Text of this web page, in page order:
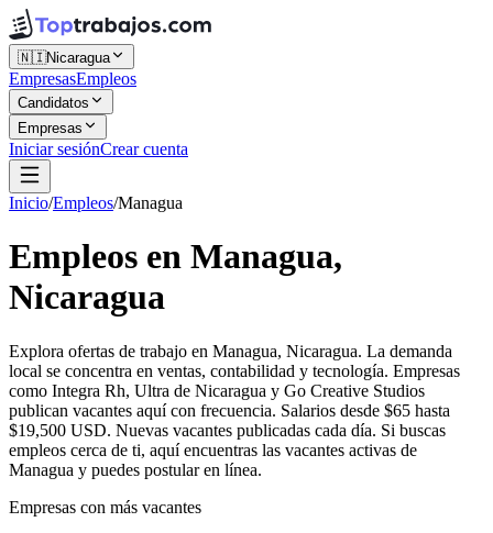
🇳🇮Nicaragua
EmpresasEmpleos
Candidatos
Empresas
Iniciar sesiónCrear cuenta
Inicio/Empleos/Managua
Empleos en Managua,
Nicaragua
Explora ofertas de trabajo en Managua, Nicaragua. La demanda
local se concentra en ventas, contabilidad y tecnología. Empresas
como Integra Rh, Ultra de Nicaragua y Go Creative Studios
publican vacantes aquí con frecuencia. Salarios desde $65 hasta
$19,500 USD. Nuevas vacantes publicadas cada día. Si buscas
empleos cerca de ti, aquí encuentras las vacantes activas de
Managua y puedes postular en línea.
Empresas con más vacantes